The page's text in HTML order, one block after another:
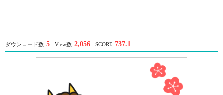
ダウンロード数 5 View数 2,056 SCORE 737.1